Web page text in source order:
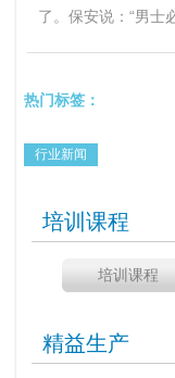
了。保安说：“男士
热门标签：
行业新闻
培训课程
培训课程
精益生产